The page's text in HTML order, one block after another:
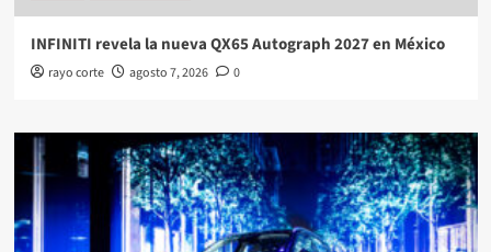
INFINITI revela la nueva QX65 Autograph 2027 en México
rayo corte agosto 7, 2026 0